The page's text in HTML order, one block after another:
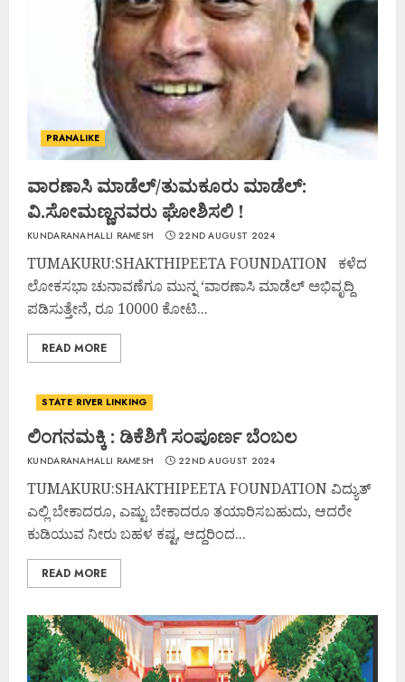
PRANALIKE
ವಾರಣಾಸಿ ಮಾಡೆಲ್/ತುಮಕೂರು ಮಾಡೆಲ್:
ವಿ.ಸೋಮಣ್ಣನವರು ಘೋಶಿಸಲಿ !
KUNDARANAHALLI RAMESH 22ND AUGUST 2024
TUMAKURU:SHAKTHIPEETA FOUNDATION ಕಳೆದ
ಲೋಕಸಭಾ ಚುನಾವಣೆಗೂ ಮುನ್ನ ‘ವಾರಣಾಸಿ ಮಾಡೆಲ್ ಅಭಿವೃದ್ದಿ
ಪಡಿಸುತ್ತೇನೆ, ರೂ 10000 ಕೋಟಿ...
READ MORE
STATE RIVER LINKING
ಲಿಂಗನಮಕ್ಕಿ : ಡಿಕೆಶಿಗೆ ಸಂಪೂರ್ಣ ಬೆಂಬಲ
KUNDARANAHALLI RAMESH 22ND AUGUST 2024
TUMAKURU:SHAKTHIPEETA FOUNDATION ವಿದ್ಯುತ್
ಎಲ್ಲಿ ಬೇಕಾದರೂ, ಎಷ್ಟು ಬೇಕಾದರೂ ತಯಾರಿಸಬಹುದು, ಆದರೇ
ಕುಡಿಯುವ ನೀರು ಬಹಳ ಕಷ್ಟ, ಆದ್ದರಿಂದ...
READ MORE